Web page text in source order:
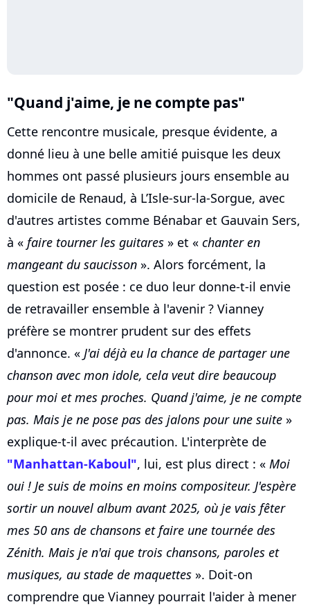
"Quand j'aime, je ne compte pas"
Cette rencontre musicale, presque évidente, a
donné lieu à une belle amitié puisque les deux
hommes ont passé plusieurs jours ensemble au
domicile de Renaud, à L’Isle-sur-la-Sorgue, avec
d'autres artistes comme Bénabar et Gauvain Sers,
à « faire tourner les guitares » et « chanter en
mangeant du saucisson ». Alors forcément, la
question est posée : ce duo leur donne-t-il envie
de retravailler ensemble à l'avenir ? Vianney
préfère se montrer prudent sur des effets
d'annonce. « J'ai déjà eu la chance de partager une
chanson avec mon idole, cela veut dire beaucoup
pour moi et mes proches. Quand j'aime, je ne compte
pas. Mais je ne pose pas des jalons pour une suite »
explique-t-il avec précaution. L'interprète de
"Manhattan-Kaboul", lui, est plus direct : « Moi
oui ! Je suis de moins en moins compositeur. J'espère
sortir un nouvel album avant 2025, où je vais fêter
mes 50 ans de chansons et faire une tournée des
Zénith. Mais je n'ai que trois chansons, paroles et
musiques, au stade de maquettes ». Doit-on
comprendre que Vianney pourrait l'aider à mener